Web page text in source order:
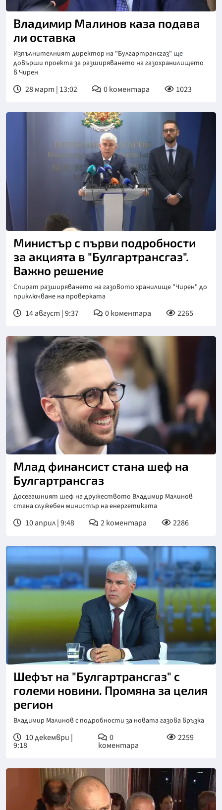
Снимка: БГНЕС
Владимир Малинов каза подава
ли оставка
Изпълнителният директор на "Булгартрансгаз" ще
довърши проекта за разширяването на газохранилището
в Чирен
28 март | 13:02 0коментара 1023
Министър с първи подробности
за акцията в "Булгартрансгаз".
Важно решение
Спират разширяването на газовото хранилище "Чирен" до
приключване на проверката
14 август | 9:37 0коментара 2265
Млад финансист стана шеф на
Булгартрансгаз
Досегашният шеф на дружеството Владимир Малинов
стана служебен министър на енергетиката
10 април | 9:48 2коментара 2286
Шефът на "Булгартрансгаз" с
големи новини. Промяна за целия
регион
Владимир Малинов с подробности за новата газова връзка
10 декември |
9:18
0
коментара
2259